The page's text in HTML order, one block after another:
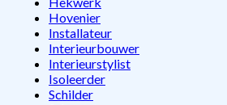
Hovenier
Installateur
Interieurbouwer
Interieurstylist
Isoleerder
Schilder